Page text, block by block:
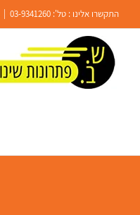
פתח סרגל נגישות
content
התקשרו אלינו : טל': 03-9341260